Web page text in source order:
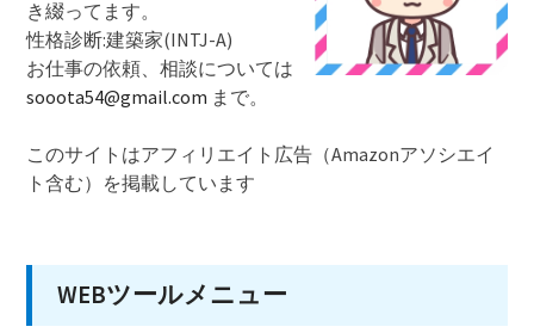
き綴ってます。
性格診断:建築家(INTJ-A)
お仕事の依頼、相談については
sooota54@gmail.com まで。
このサイトはアフィリエイト広告（Amazonアソシエイ
ト含む）を掲載しています
WEBツールメニュー